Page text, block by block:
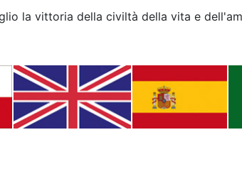
la vittoria della civiltà della vita e
паломничества по России и Казахстану